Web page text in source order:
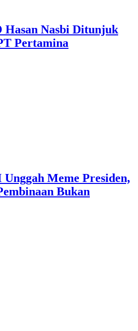
Hasan Nasbi Ditunjuk
Pertamina
Meme Presiden,
Bukan